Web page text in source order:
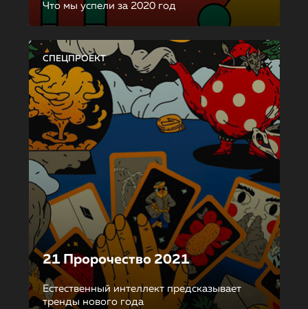
Что мы успели за 2020 год
СПЕЦПРОЕКТ
21 Пророчество 2021
Естественный интеллект предсказывает
тренды нового года